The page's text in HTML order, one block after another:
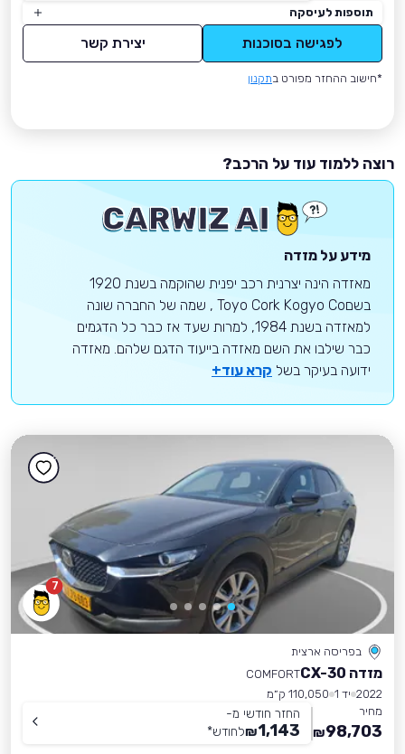
תוספות לעיסקה
לפגישה בסוכנות יצירת קשר
*חישוב ההחזר מפורט בתקנון
רוצה ללמוד עוד על הרכב?
מידע על מזדה
מאזדה הינה יצרנית רכב יפנית שהוקמה בשנת 1920
בשםToyo Cork Kogyo Co , שמה של החברה שונה
למאזדה בשנת 1984, למרות שעד אז כבר כל הדגמים
כבר שילבו את השם מאזדה בייעוד הדגם שלהם. מאזדה
ידועה בעיקר בשל קרא עוד+
7
בפריסה ארצית
מזדה CX-30
COMFORT
2022 יד 1
110,050 ק״מ
מחיר
98,703
₪
החזר חודשי מ-
1,143
₪לחודש*